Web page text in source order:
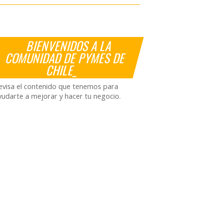
BIENVENIDOS A LA
COMUNIDAD DE PYMES DE
CHILE_
el contenido que tenemos para
a mejorar y hacer tu negocio.